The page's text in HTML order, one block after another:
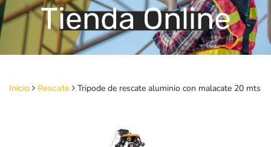
Tienda Online
Inicio Rescate Tripode de rescate aluminio con malacate 20 mts